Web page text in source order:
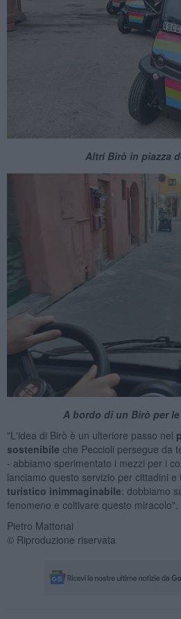
Altri Birò in piazza
A bordo di un Birò per
"L'idea di Birò è un ulteriore passo nel
sostenibile che Peccioli persegue da
- abbiamo sperimentato i mezzi per i
lanciamo questo servizio per cittadini e
turistico inimmaginabile: dobbiamo
fenomeno e coltivare questo miracolo".
Pietro Mattonai
© Riproduzione riservata